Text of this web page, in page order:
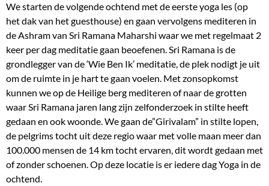
We starten de volgende ochtend met de eerste yoga les (op
het dak van het guesthouse) en gaan vervolgens mediteren in
de Ashram van Sri Ramana Maharshi waar we met regelmaat 2
keer per dag meditatie gaan beoefenen. Sri Ramana is de
grondlegger van de ‘Wie Ben Ik’ meditatie, de plek nodigt je uit
om de ruimte in je hart te gaan voelen. Met zonsopkomst
kunnen we op de Heilige berg mediteren of naar de grotten
waar Sri Ramana jaren lang zijn zelfonderzoek in stilte heeft
gedaan en ook woonde. We gaan de”Girivalam” in stilte lopen,
de pelgrims tocht uit deze regio waar met volle maan meer dan
100.000 mensen de 14 km tocht ervaren, dit wordt gedaan met
of zonder schoenen. Op deze locatie is er iedere dag Yoga in de
ochtend.